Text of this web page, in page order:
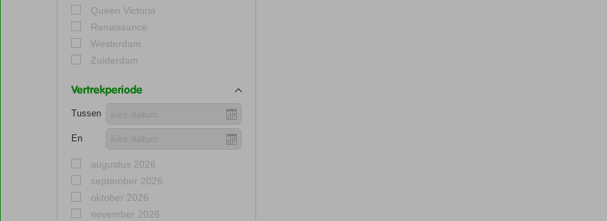
Queen Victoria
Renaissance
Westerdam
Zuiderdam
Vertrekperiode
Tussen
En
augustus 2026
september 2026
oktober 2026
november 2026